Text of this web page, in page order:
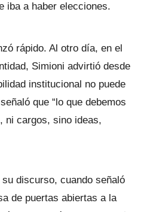
iba a haber elecciones.
rápido. Al otro día, en el
Simioni advirtió desde
institucional no puede
que “lo que debemos
ni cargos, sino ideas,
discurso, cuando señaló
de puertas abiertas a la